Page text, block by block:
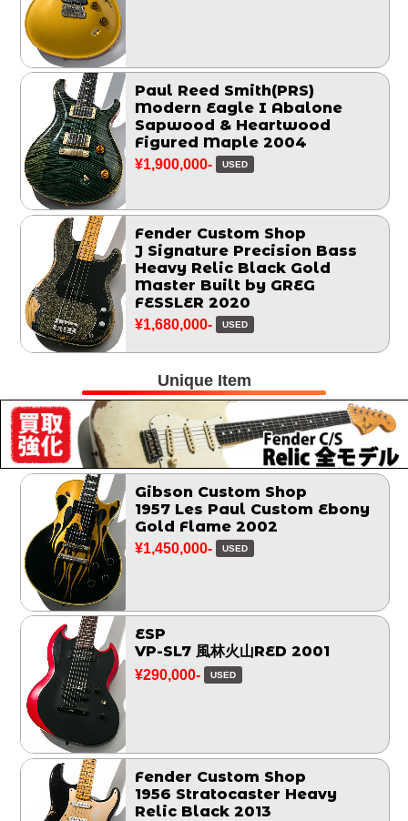
Paul Reed Smith(PRS)
Modern Eagle I Abalone
Sapwood & Heartwood
Figured Maple 2004
¥1,900,000- USED
Fender Custom Shop
J Signature Precision Bass
Heavy Relic Black Gold
Master Built by GREG
FESSLER 2020
¥1,680,000- USED
Unique Item
Gibson Custom Shop
1957 Les Paul Custom Ebony
Gold Flame 2002
¥1,450,000- USED
ESP
VP-SL7 風林火山RED 2001
¥290,000- USED
Fender Custom Shop
1956 Stratocaster Heavy
Relic Black 2013